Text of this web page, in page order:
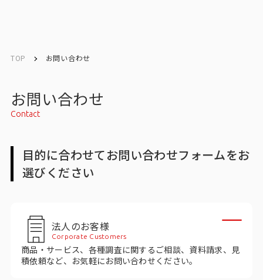
トップ
サービストップ
マーケティングリサーチ
TOP お問い合わせ
お問い合わせ
Contact
目的に合わせてお問い合わせフォームをお
選びください
法人のお客様
Corporate Customers
商品・サービス、各種調査に関するご相談、資料請求、見
積依頼など、お気軽にお問い合わせください。